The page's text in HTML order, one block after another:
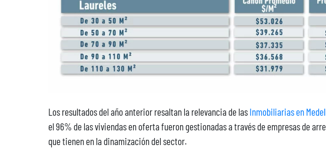
Los resultados del año anterior resaltan la relevancia de las Inmobiliarias en
el 96% de las viviendas en oferta fueron gestionadas a través de empresas de
que tienen en la dinamización del sector.